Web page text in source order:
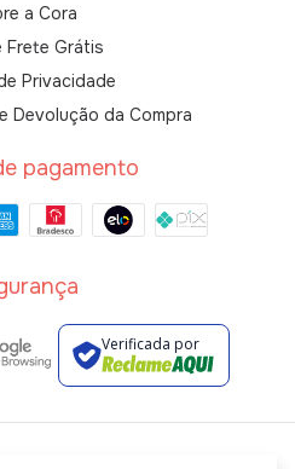
a Cora
Frete Grátis
Privacidade
Devolução da Compra
pagamento
Verificada por